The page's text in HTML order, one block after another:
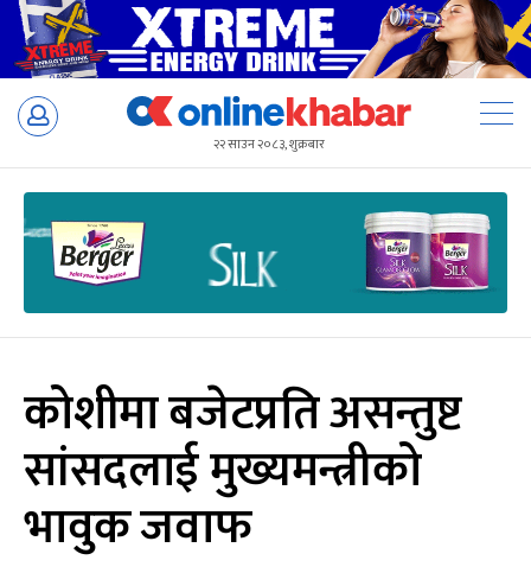
Skip
२२ साउन २०८३, शुक्रबार
कोशीमा बजेटप्रति असन्तुष्ट
सांसदलाई मुख्यमन्त्रीको
भावुक जवाफ